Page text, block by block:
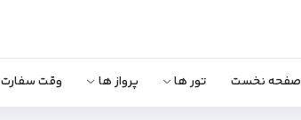
صفحه نخست تور ها پرواز ها وقت سفارت